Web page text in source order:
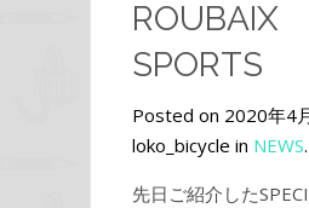
ROUBAIX
SPORTS
Posted on 2020年4
loko_bicycle in NEWS.
先日ご紹介した